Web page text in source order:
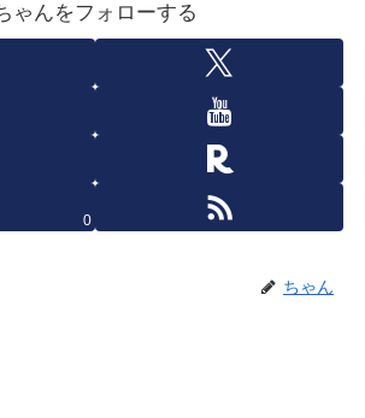
ゃんをフォローする
0
ちゃん